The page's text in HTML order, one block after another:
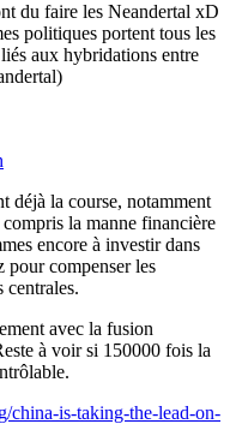
du faire les Neandertal xD
politiques portent tous les
aux hybridations entre
déjà la course, notamment
la manne financière
encore à investir dans
pour compenser les
centrales.
avec la fusion
à voir si 150000 fois la
china-is-taking-the-lead-on-